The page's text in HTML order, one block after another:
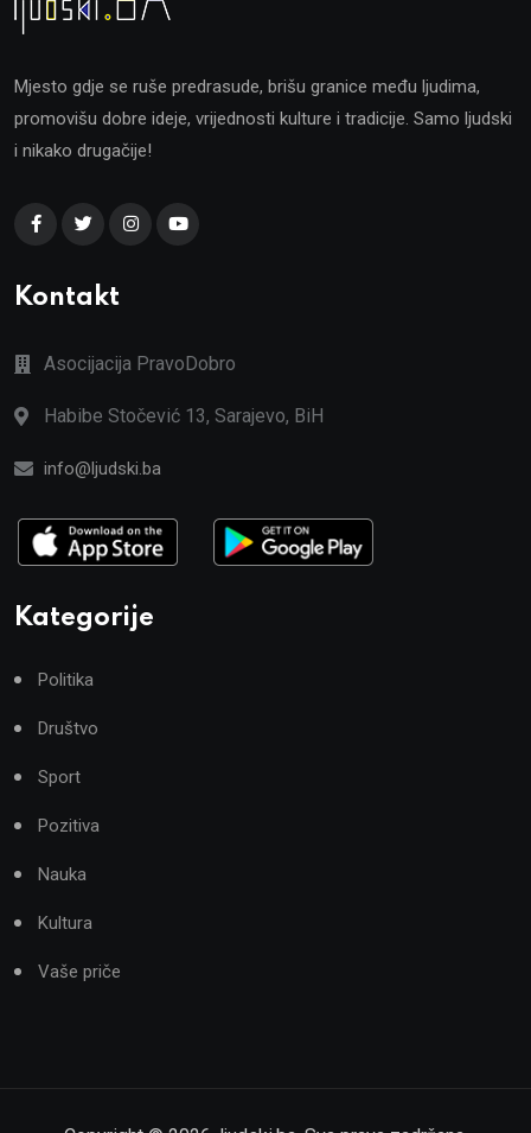
Mjesto gdje se ruše predrasude, brišu granice među ljudima,
promovišu dobre ideje, vrijednosti kulture i tradicije. Samo ljudski
i nikako drugačije!
Kontakt
Asocijacija PravoDobro
Habibe Stočević 13, Sarajevo, BiH
info@ljudski.ba
Kategorije
Politika
Društvo
Sport
Pozitiva
Nauka
Kultura
Vaše priče